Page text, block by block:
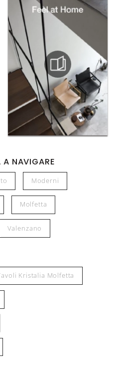
NAVIGARE
Moderni
Molfetta
Valenzano
Kristalia Molfetta